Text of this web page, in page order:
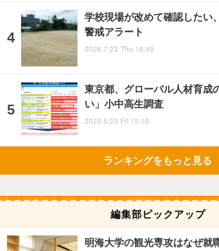
学校現場が改めて確認したい
警戒アラート
2026.7.23 Thu 16:45
東京都、グローバル人材育成
い」小中高生調査
2025.5.23 Fri 15:15
ランキングをもっと見る
編集部ピックアップ
明海大学の観光専攻はなぜ就